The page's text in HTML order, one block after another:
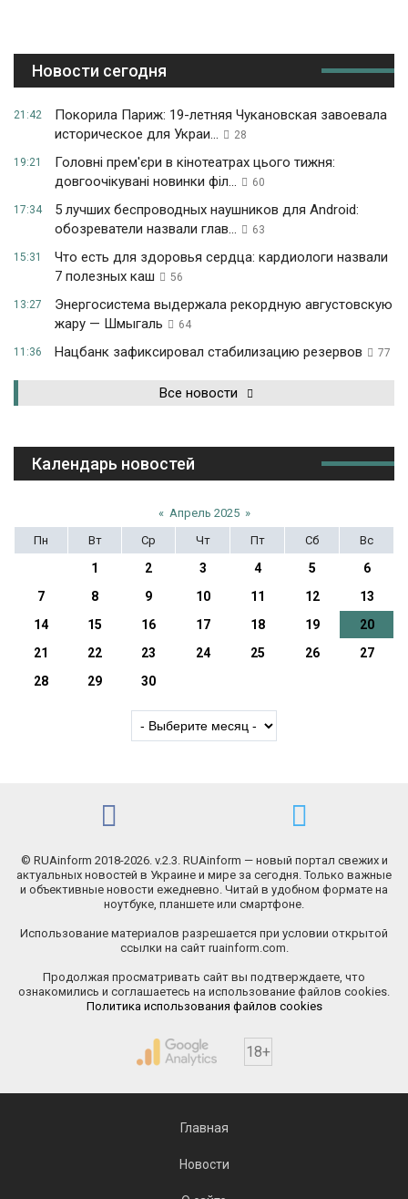
Новости сегодня
21:42
Покорила Париж: 19-летняя Чукановская завоевала
историческое для Украи...
28
19:21
Головні прем'єри в кінотеатрах цього тижня:
довгоочікувані новинки філ...
60
17:34
5 лучших беспроводных наушников для Android:
обозреватели назвали глав...
63
15:31
Что есть для здоровья сердца: кардиологи назвали
7 полезных каш
56
13:27
Энергосистема выдержала рекордную августовскую
жару — Шмыгаль
64
11:36 Нацбанк зафиксировал стабилизацию резервов 77
Все новости
Календарь новостей
« Апрель 2025 »
Пн
Вт Ср Чт Пт Сб Вс
1 2 3 4 5
6
7
8 9 10 11 12
13
14
15 16 17 18 19
20
21
22 23 24 25 26
27
28
29 30
© RUAinform 2018-2026. v.2.3. RUAinform — новый портал свежих и
актуальных новостей в Украине и мире за сегодня. Только важные
и объективные новости ежедневно. Читай в удобном формате на
ноутбуке, планшете или смартфоне.
Использование материалов разрешается при условии открытой
ссылки на сайт ruainform.com.
Продолжая просматривать сайт вы подтверждаете, что
ознакомились и соглашаетесь на использование файлов cookies.
Политика использования файлов cookies
18+
Главная
Новости